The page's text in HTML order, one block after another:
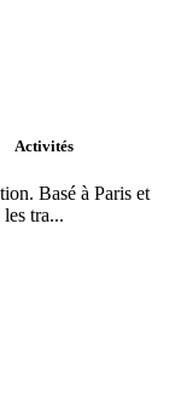
Activités
Basé à Paris et
tra...